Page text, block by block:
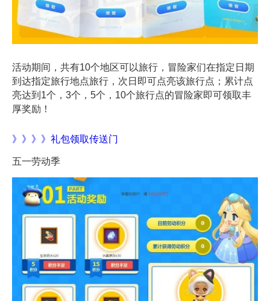
活动期间，共有10个地区可以旅行，冒险家们在指定日期
到达指定旅行地点旅行，次日即可点亮该旅行点；累计点
亮达到1个，3个，5个，10个旅行点的冒险家即可领取丰
厚奖励！
》》》》礼包领取传送门
五一劳动季